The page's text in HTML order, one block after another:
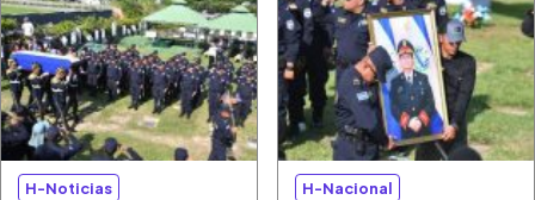
H-Noticias H-Nacional